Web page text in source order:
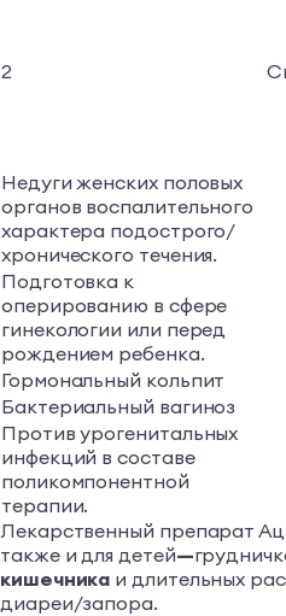
2
Недуги женских половых
органов воспалительного
характера подострого/
хронического течения.
Подготовка к
оперированию в сфере
гинекологии или перед
рождением ребенка.
Гормональный кольпит
Бактериальный вагиноз
Против урогенитальных
инфекций в составе
поликомпонентной
терапии.
Лекарственный препарат
также и для детей—
кишечника и длительных
диареи/запора.